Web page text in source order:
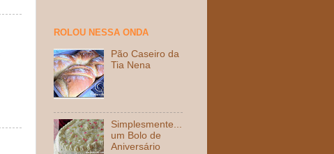
ROLOU NESSA ONDA
Pão Caseiro da
Tia Nena
Simplesmente...
um Bolo de
Aniversário